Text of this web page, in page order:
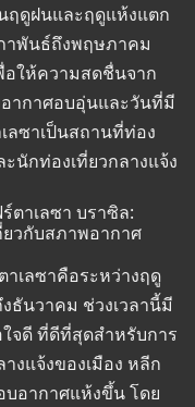
ฤดูฝนและฤดูแห้งแตก
าพันธ์ถึงพฤษภาคม
อให้ความสดชื่นจาก
ากาศอบอุ่นและวันที่มี
ลซาเป็นสถานที่ท่อง
นักท่องเที่ยวกลางแจ้ง
ตาเลซา บราซิล:
วกับสภาพอากาศ
าเลซาคือระหว่างฤดู
ธันวาคม ช่วงเวลานี้มี
จดี ที่ดีที่สุดสำหรับการ
งแจ้งของเมือง หลีก
บอากาศแห้งขึ้น โดย